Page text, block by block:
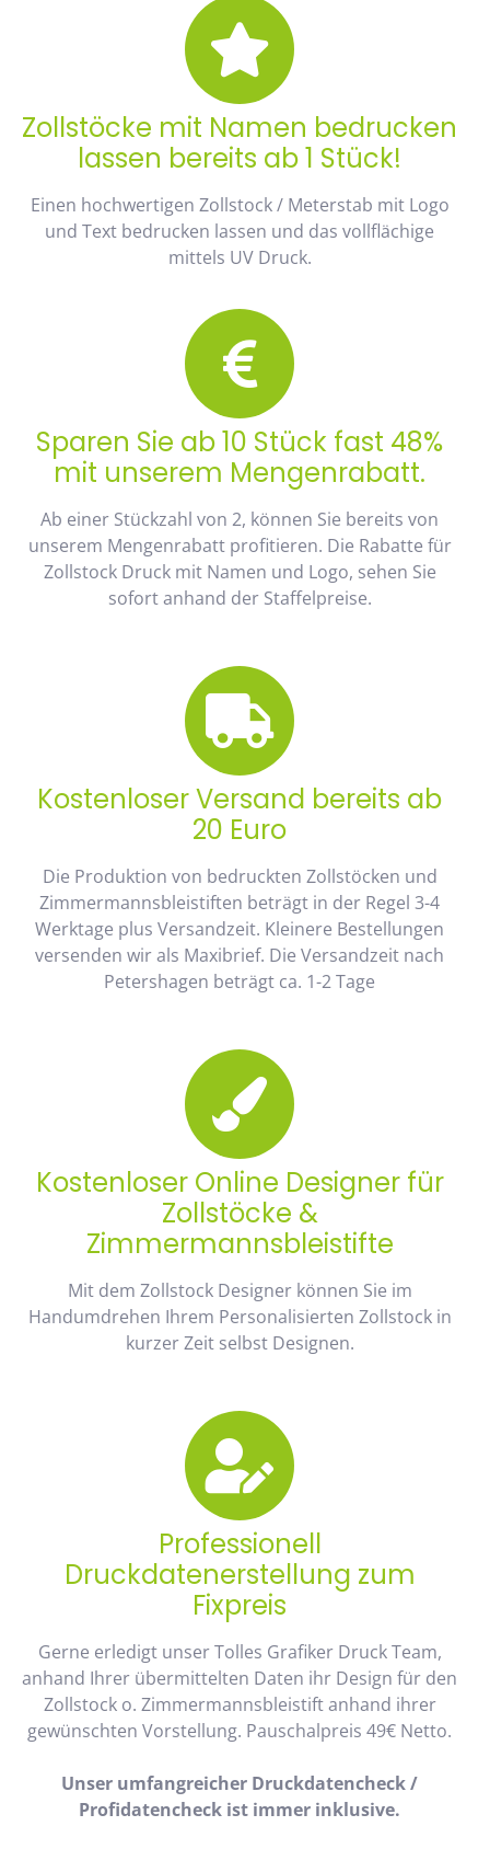
Zollstöcke mit Namen bedrucken
lassen bereits ab 1 Stück!
Einen hochwertigen Zollstock / Meterstab mit Logo
und Text bedrucken lassen und das vollflächige
mittels UV Druck.
Sparen Sie ab 10 Stück fast 48%
mit unserem Mengenrabatt.
Ab einer Stückzahl von 2, können Sie bereits von
unserem Mengenrabatt profitieren. Die Rabatte für
Zollstock Druck mit Namen und Logo, sehen Sie
sofort anhand der Staffelpreise.
Kostenloser Versand bereits ab
20 Euro
Die Produktion von bedruckten Zollstöcken und
Zimmermannsbleistiften beträgt in der Regel 3-4
Werktage plus Versandzeit. Kleinere Bestellungen
versenden wir als Maxibrief. Die Versandzeit nach
Petershagen beträgt ca. 1-2 Tage
Kostenloser Online Designer für
Zollstöcke &
Zimmermannsbleistifte
Mit dem Zollstock Designer können Sie im
Handumdrehen Ihrem Personalisierten Zollstock in
kurzer Zeit selbst Designen.
Professionell
Druckdatenerstellung zum
Fixpreis
Gerne erledigt unser Tolles Grafiker Druck Team,
anhand Ihrer übermittelten Daten ihr Design für den
Zollstock o. Zimmermannsbleistift anhand ihrer
gewünschten Vorstellung. Pauschalpreis 49€ Netto.
Unser umfangreicher Druckdatencheck /
Profidatencheck ist immer inklusive.